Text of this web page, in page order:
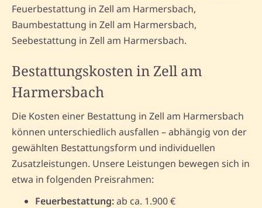
Feuerbestattung in Zell am Harmersbach,
Baumbestattung in Zell am Harmersbach,
Seebestattung in Zell am Harmersbach.
Bestattungskosten in Zell am
Harmersbach
Die Kosten einer Bestattung in Zell am Harmersbach
können unterschiedlich ausfallen – abhängig von der
gewählten Bestattungsform und individuellen
Zusatzleistungen. Unsere Leistungen bewegen sich in
etwa in folgenden Preisrahmen:
Feuerbestattung:ab ca. 1.900 €